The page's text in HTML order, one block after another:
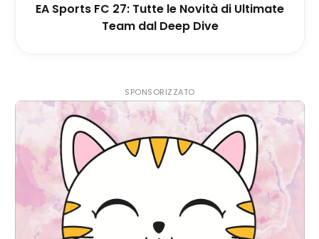
EA Sports FC 27: Tutte le Novità di Ultimate
Team dal Deep Dive
SPONSORIZZATO